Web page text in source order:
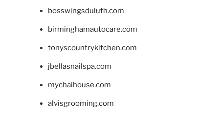
bosswingsduluth.com
birminghamautocare.com
tonyscountrykitchen.com
jbellasnailspa.com
mychaihouse.com
alvisgrooming.com